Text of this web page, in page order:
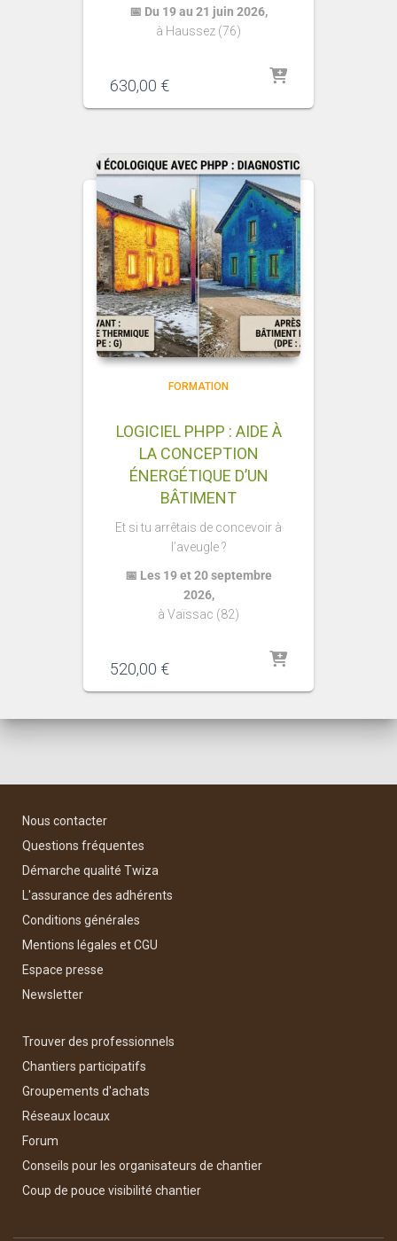
📅 Du 19 au 21 juin 2026,
à Haussez (76)
630,00 €
FORMATION
LOGICIEL PHPP : AIDE À
LA CONCEPTION
ÉNERGÉTIQUE D’UN
BÂTIMENT
Et si tu arrêtais de concevoir à
l’aveugle ?
📅 Les 19 et 20 septembre
2026,
à Vaïssac (82)
520,00 €
Nous contacter
Questions fréquentes
Démarche qualité Twiza
L'assurance des adhérents
Conditions générales
Mentions légales et CGU
Espace presse
Newsletter
Trouver des professionnels
Chantiers participatifs
Groupements d'achats
Réseaux locaux
Forum
Conseils pour les organisateurs de chantier
Coup de pouce visibilité chantier